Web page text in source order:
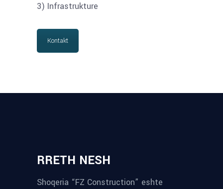
3) Infrastrukture
Kontakt
RRETH NESH
Shoqeria “FZ Construction” eshte